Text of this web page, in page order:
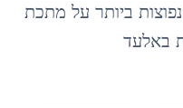
ביותר על מתכת
באלעד